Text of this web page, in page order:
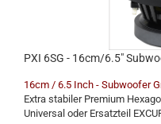
PXI 6SG - 16cm/6.5"
16cm / 6.5 Inch - Subwoofer
Extra stabiler Premium
Universal oder Ersatzteil